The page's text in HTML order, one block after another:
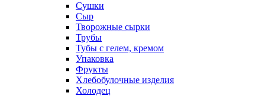
Сушки
Сыр
Творожные сырки
Трубы
Тубы с гелем, кремом
Упаковка
Фрукты
Хлебобулочные изделия
Холодец